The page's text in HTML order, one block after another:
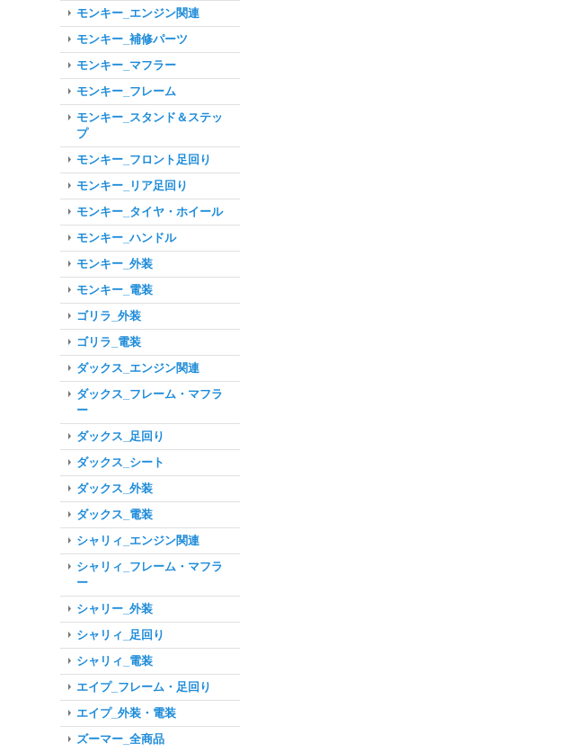
モンキー_エンジン関連
モンキー_補修パーツ
モンキー_マフラー
モンキー_フレーム
モンキー_スタンド＆ステッ
プ
モンキー_フロント足回り
モンキー_リア足回り
モンキー_タイヤ・ホイール
モンキー_ハンドル
モンキー_外装
モンキー_電装
ゴリラ_外装
ゴリラ_電装
ダックス_エンジン関連
ダックス_フレーム・マフラ
ー
ダックス_足回り
ダックス_シート
ダックス_外装
ダックス_電装
シャリィ_エンジン関連
シャリィ_フレーム・マフラ
ー
シャリー_外装
シャリィ_足回り
シャリィ_電装
エイプ_フレーム・足回り
エイプ_外装・電装
ズーマー_全商品